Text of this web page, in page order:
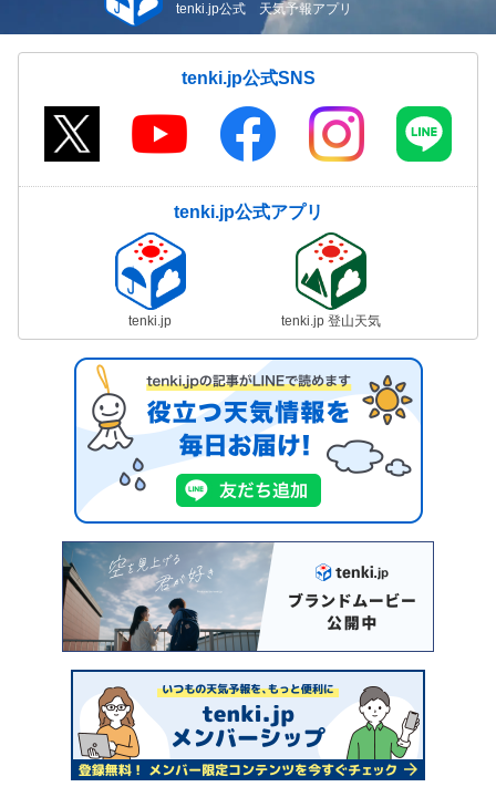
tenki.jp公式 天気予報アプリ
tenki.jp公式SNS
tenki.jp公式アプリ
tenki.jp tenki.jp 登山天気